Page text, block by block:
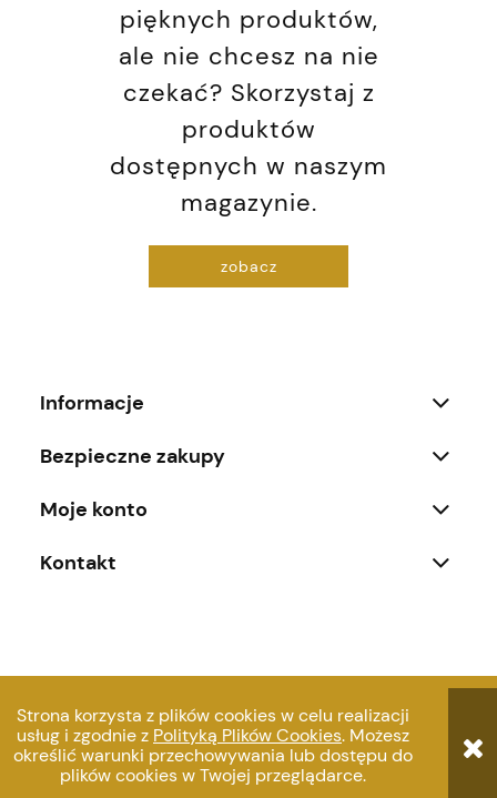
Strona korzysta z plików cookies w celu realizacji
usług i zgodnie z Polityką Plików Cookies. Możesz
określić warunki przechowywania lub dostępu do
plików cookies w Twojej przeglądarce.
pięknych produktów,
ale nie chcesz na nie
czekać? Skorzystaj z
produktów
dostępnych w naszym
magazynie.
zobacz
Informacje
Bezpieczne zakupy
Moje konto
Kontakt
© Copyright NordDesign
Sklep internetowy Shoper.pl